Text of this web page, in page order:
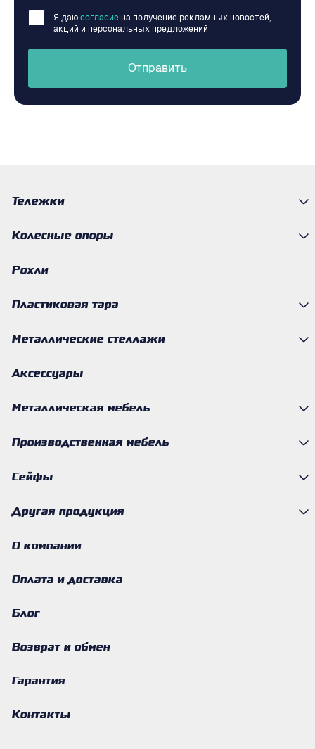
Я даю согласие на получение рекламных новостей,
акций и персональных предложений
Отправить
Тележки
Колесные опоры
Рохли
Пластиковая тара
Металлические стеллажи
Аксессуары
Металлическая мебель
Производственная мебель
Сейфы
Другая продукция
О компании
Оплата и доставка
Блог
Возврат и обмен
Гарантия
Контакты